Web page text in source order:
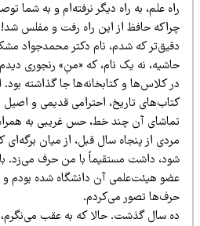
علم، به راه دیگر نرفته‌ام و به شما توصیه
حافظ از این راه رفت و مفلس شد! ۵/۱۰/۵۱»
که شدم، نام دکتر محمدجواد مشکور را
نه یک نام، که «منِ» رنجوری دیدم که
کلاس‌ها و کتابخانه‌ها جا گذاشته بود. او
تاریخ، احترامی قدیمی و اصیل را
آن چند خط، حس غریبی به همراه
از پنجاه سال قبل، از میان برگه‌ای که
داشت مستقیماً با من حرف می‌زد. با من،
هیئت‌علمی آن دانشگاه شده بودم و آینده
تصور می‌کردم.
سال گذشت. حالا که به عقب می‌نگرم،